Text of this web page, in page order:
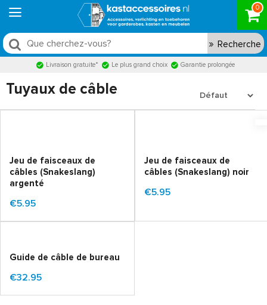
0
Recherche
Livraison gratuite* Le plus grand choix Garantie prolongée
Tuyaux de câble
Jeu de faisceaux de
câbles (Snakeslang)
argenté
€5.95
Jeu de faisceaux de
câbles (Snakeslang) noir
€5.95
Guide de câble de bureau
€32.95